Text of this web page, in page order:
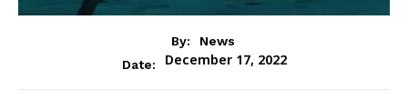
By:
News
Date:
December 17, 2022